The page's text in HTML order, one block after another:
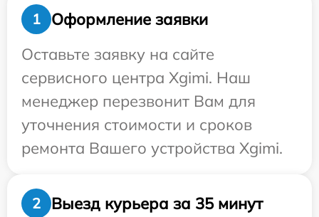
1
Оформление заявки
Оставьте заявку на сайте
сервисного центра Xgimi. Наш
менеджер перезвонит Вам для
уточнения стоимости и сроков
ремонта Вашего устройства Xgimi.
2 Выезд курьера за 35 минут